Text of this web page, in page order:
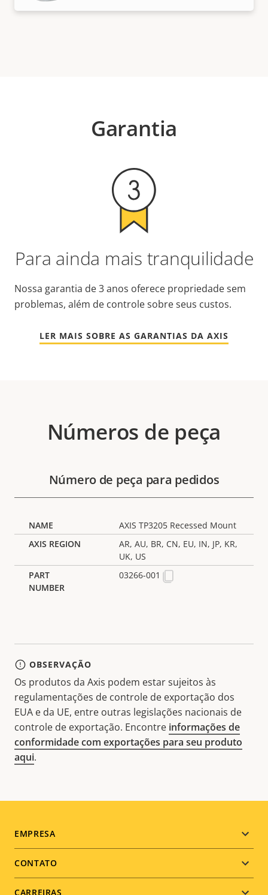
Garantia
Para ainda mais tranquilidade
Nossa garantia de 3 anos oferece propriedade sem
problemas, além de controle sobre seus custos.
LER MAIS SOBRE AS GARANTIAS DA AXIS
Números de peça
Número de peça para pedidos
AXIS TP3205 Recessed Mount
AR, AU, BR, CN, EU, IN, JP, KR,
UK, US
03266-001
OBSERVAÇÃO
Os produtos da Axis podem estar sujeitos às
regulamentações de controle de exportação dos
EUA e da UE, entre outras legislações nacionais de
controle de exportação. Encontre informações de
conformidade com exportações para seu produto
aqui.
Footer
menu
EMPRESA
CONTATO
CARREIRAS